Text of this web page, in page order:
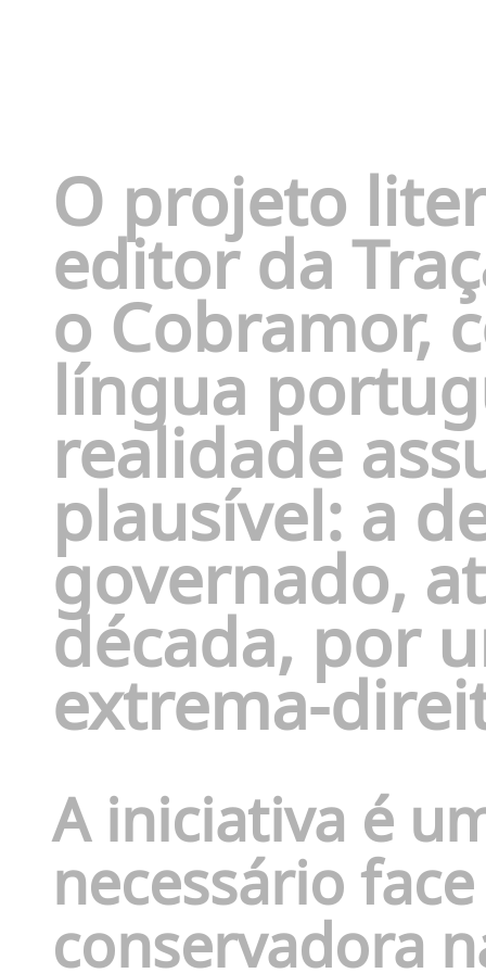
O projeto
editor da
oCobramor,
língua
realidade
plausível: a
governado,
década,por
extrema-
Ainiciativaé
necessário
conservadora